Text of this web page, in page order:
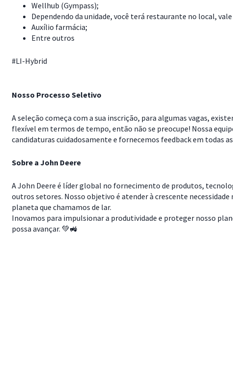
Wellhub (Gympass);
Dependendo da unidade, você terá restaurante no local,
Auxílio farmácia;
Entre outros
#LI-Hybrid
Nosso Processo Seletivo
A seleção começa com a sua inscrição, para algumas vagas,
flexível em termos de tempo, então não se preocupe! Nossa
candidaturas cuidadosamente e fornecemos feedback em todas
Sobre a John Deere
A John Deere é líder global no fornecimento de produtos,
outros setores. Nosso objetivo é atender à crescente
planeta que chamamos de lar.
Inovamos para impulsionar a produtividade e proteger nosso
possa avançar. 💚🚜